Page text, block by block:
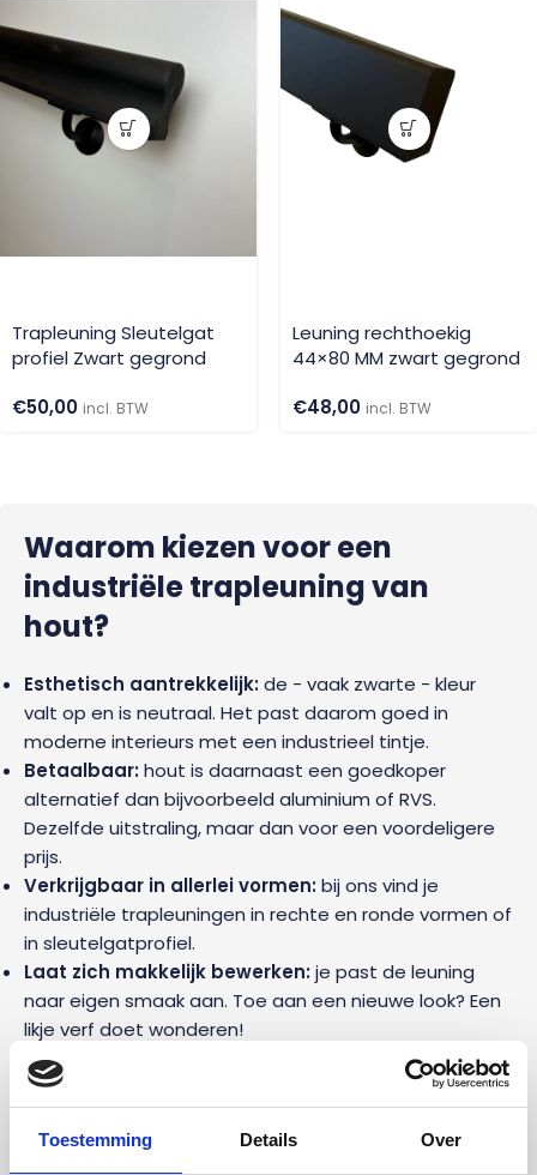
Toestemming Details Over
Trapleuning Sleutelgat
profiel Zwart gegrond
€50,00 incl. BTW
Leuning rechthoekig
44×80 MM zwart gegrond
€48,00 incl. BTW
Waarom kiezen voor een
industriële trapleuning van
hout?
Esthetisch aantrekkelijk:de - vaak zwarte - kleur
valt op en is neutraal. Het past daarom goed in
moderne interieurs met een industrieel tintje.
Betaalbaar:hout is daarnaast een goedkoper
alternatief dan bijvoorbeeld aluminium of RVS.
Dezelfde uitstraling, maar dan voor een voordeligere
prijs.
Verkrijgbaar in allerlei vormen:bij ons vind je
industriële trapleuningen in rechte en ronde vormen of
in sleutelgatprofiel.
Laat zich makkelijk bewerken:je past de leuning
naar eigen smaak aan. Toe aan een nieuwe look? Een
likje verf doet wonderen!
Ons assortiment industriële
trapleuningen